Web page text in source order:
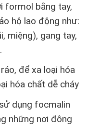
formol bằng tay,
hộ lao động như:
miệng), gang tay,
để xa loại hóa
hóa chất dễ cháy
dụng focmalin
những nơi đông